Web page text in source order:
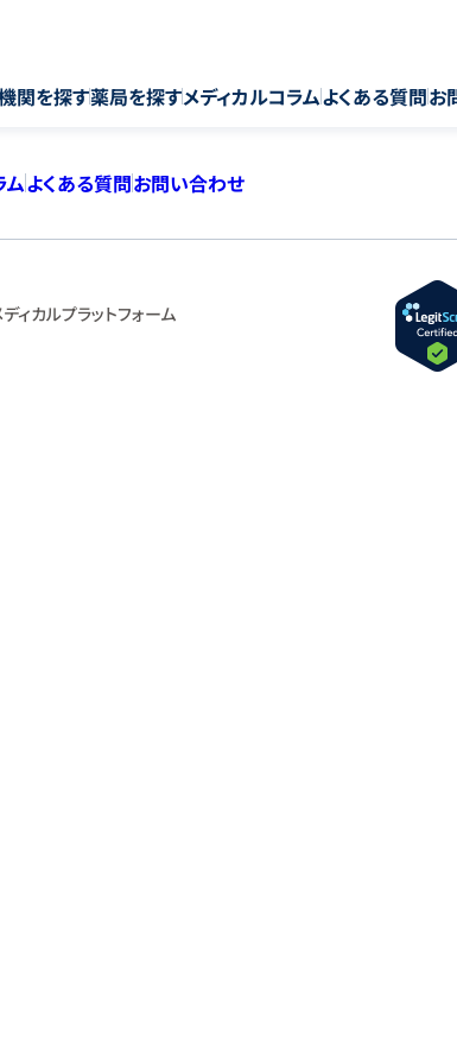
関を探す薬局を探すメディカルコラムよくある質問お
ムよくある質問お問い合わせ
ィカルプラットフォーム